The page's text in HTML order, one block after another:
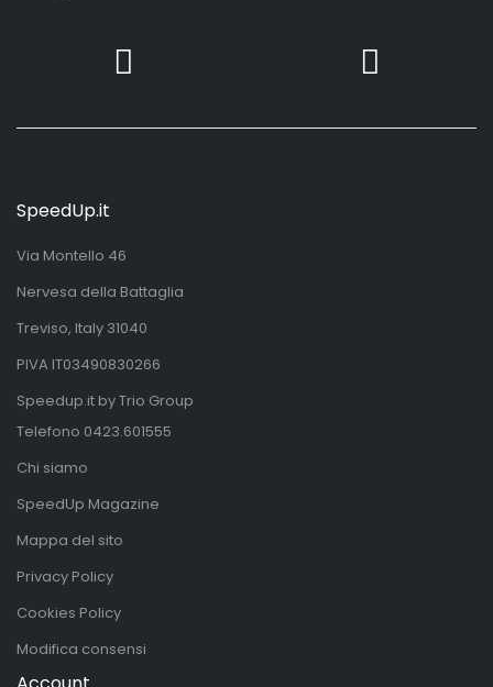
SpeedUp.it
Via Montello 46
Nervesa della Battaglia
Treviso, Italy 31040
PIVA IT03490830266
Speedup.it by Trio Group
Telefono 0423.601555
Chi siamo
SpeedUp Magazine
Mappa del sito
Privacy Policy
Cookies Policy
Modifica consensi